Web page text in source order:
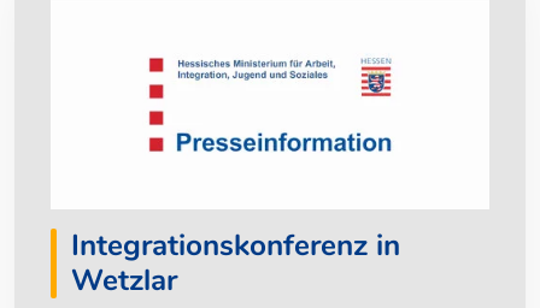
Integrationskonferenz in
Wetzlar